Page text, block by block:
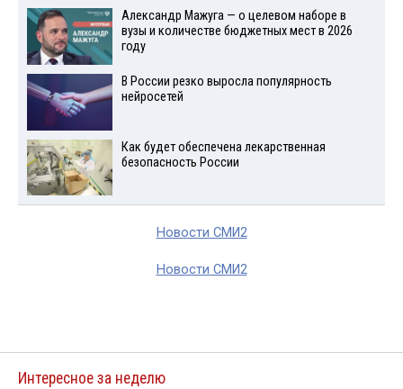
Александр Мажуга — о целевом наборе в
вузы и количестве бюджетных мест в 2026
году
В России резко выросла популярность
нейросетей
Как будет обеспечена лекарственная
безопасность России
Новости СМИ2
Новости СМИ2
Интересное за неделю